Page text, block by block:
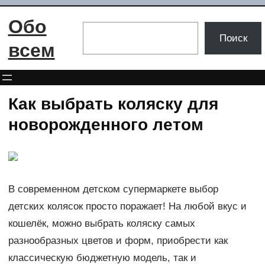
Перейти
Обо
всем
Поиск
Как выбрать коляску для
новорожденного летом
В современном детском супермаркете выбор
детских колясок просто поражает! На любой вкус и
кошелёк, можно выбрать коляску самых
разнообразных цветов и форм, приобрести как
классическую бюджетную модель, так и